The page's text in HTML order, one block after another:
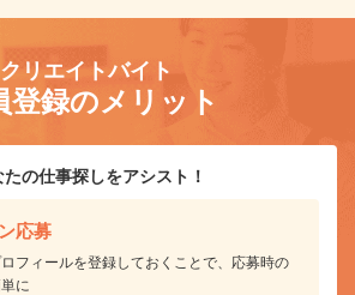
クリエイトバイト
登録のメリット
の仕事探しをアシスト！
応募
フィールを登録しておくことで、応募時の
に